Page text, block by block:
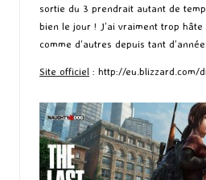
sortie du 3 prendrait autant de
bien le jour ! J’ai vraiment trop hâte
comme d’autres depuis tant
Site officiel : http://eu.blizzard.com/